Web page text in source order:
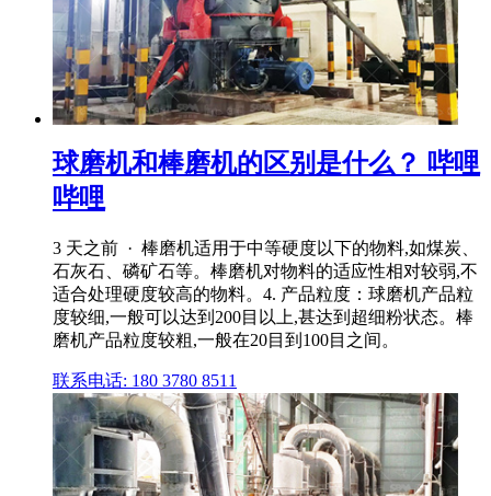
球磨机和棒磨机的区别是什么？ 哔哩
哔哩
3 天之前 · 棒磨机适用于中等硬度以下的物料,如煤炭、
石灰石、磷矿石等。棒磨机对物料的适应性相对较弱,不
适合处理硬度较高的物料。4. 产品粒度：球磨机产品粒
度较细,一般可以达到200目以上,甚达到超细粉状态。棒
磨机产品粒度较粗,一般在20目到100目之间。
联系电话: 180 3780 8511